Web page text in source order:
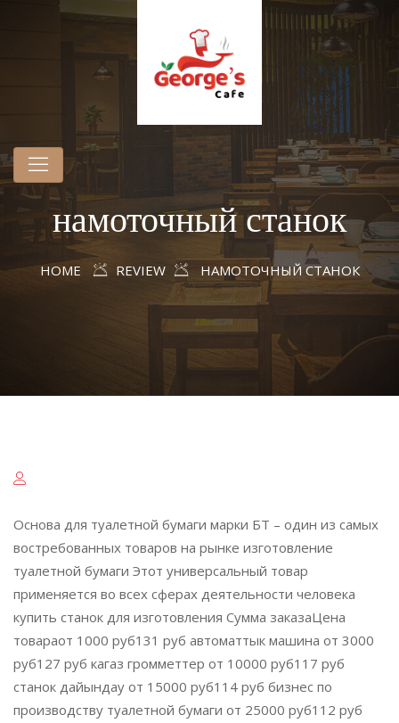
намоточный станок
HOME REVIEW НАМОТОЧНЫЙ СТАНОК
Основа для туалетной бумаги марки БТ – один из самых
востребованных товаров на рынке изготовление
туалетной бумаги Этот универсальный товар
применяется во всех сферах деятельности человека
купить станок для изготовления Сумма заказаЦена
товараот 1000 руб131 руб автоматтык машина от 3000
руб127 руб кагаз громметтер от 10000 руб117 руб
станок дайындау от 15000 руб114 руб бизнес по
производству туалетной бумаги от 25000 руб112 руб